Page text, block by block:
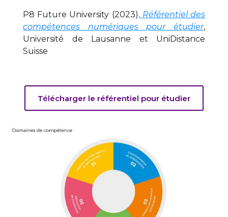
P8 Future University (2023), Référentiel des
compétences numériques pour étudier,
Université de Lausanne et UniDistance
Suisse
Télécharger le référentiel pour étudier